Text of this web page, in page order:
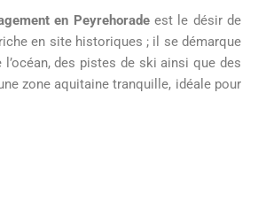
en Peyrehoradeest le désir de
en site historiques ; il se démarque
des pistes de ski ainsi que des
zone aquitaine tranquille, idéale pour